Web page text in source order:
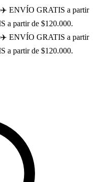
ENVÍO GRATIS a partir
a partir de $120.000.
ENVÍO GRATIS a partir
a partir de $120.000.